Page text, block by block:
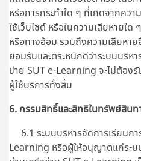
หรือการกระทำใด ๆ ที่เกิดจากคว
ใช้เว็บไซต์ หรือในความเสียหายใด
หรือทางอ้อม รวมถึงความเสียหา
ยอมรับและตระหนักดีว่าระบบบริห
ข่าย SUT e-Learning จะไม่ต้อง
ผู้ใช้บริการทั้งสิ้น
6. กรรมสิทธิ์และสิทธิในทรัพย์สิน
6.1 ระบบบริหารจัดการเรียนก
Learning หรือผู้ให้อนุญาตแก่ระบ